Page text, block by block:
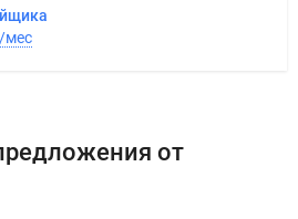
/мес
от